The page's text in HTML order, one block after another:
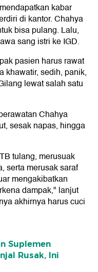
kabar
di kantor. Chahya
bisa pulang. Lalu,
sang istri ke IGD.
pasien harus rawat
khawatir, sedih, panik,
lewat salah satu
Chahya
sesak napas, hingga
tulang, merusuak
serta merusak saraf
mengakibatkan
dampak," lanjut
akhirnya harus cuci
Suplemen
Rusak, Ini